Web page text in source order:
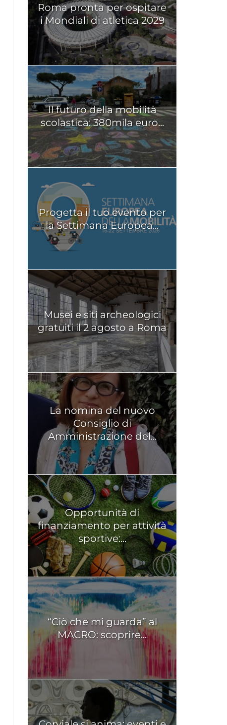
Roma pronta per ospitare
i Mondiali di atletica 2029
Il futuro della mobilità
scolastica: 380mila euro...
Progetta il tuo evento per
la Settimana Europea...
Musei e siti archeologici
gratuiti il 2 agosto a Roma
La nomina del nuovo
Consiglio di
Amministrazione del...
Opportunità di
finanziamento per attività
sportive:...
“Ciò che mi guarda” al
MACRO: scoprire...